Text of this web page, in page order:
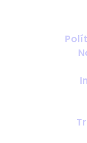
¿Con
reservar